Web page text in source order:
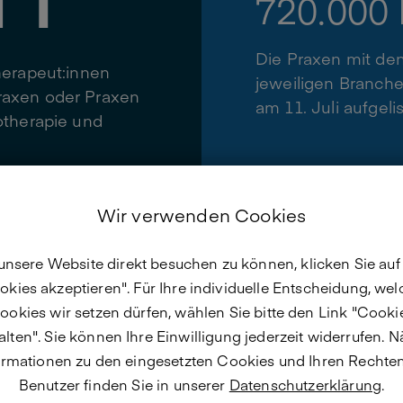
oder Praxen
und
Die Praxen mit
jeweiligen
am 11. Juli
Therapeut:innen
Wir verwenden Cookies
Website direkt besuchen zu können, klicken Sie auf
akzeptieren". Für Ihre individuelle Entscheidung,
wir setzen dürfen, wählen Sie bitte den Link
Sie können Ihre Einwilligung jederzeit widerrufen.
zu den eingesetzten Cookies und Ihren
Benutzer finden Sie in unserer Datenschutzerklärung.